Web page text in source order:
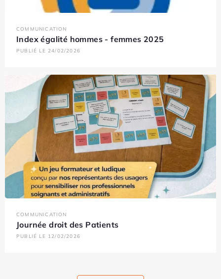
COMMUNICATION
Index égalité hommes - femmes 2025
PUBLIÉ LE 24/02/2026
COMMUNICATION
Journée droit des Patients
PUBLIÉ LE 12/02/2026